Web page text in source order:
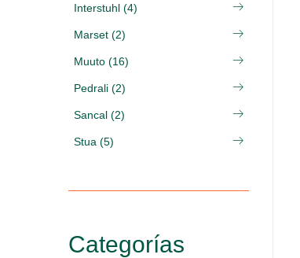
Interstuhl (4)
Marset (2)
Muuto (16)
Pedrali (2)
Sancal (2)
Stua (5)
Categorías